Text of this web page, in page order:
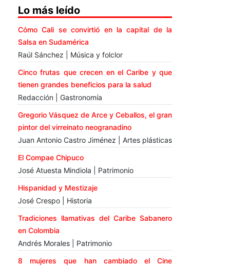
Lo más leído
Cómo Cali se convirtió en la capital de la
Salsa en Sudamérica
Raúl Sánchez | Música y folclor
Cinco frutas que crecen en el Caribe y que
tienen grandes beneficios para la salud
Redacción | Gastronomía
Gregorio Vásquez de Arce y Ceballos, el gran
pintor del virreinato neogranadino
Juan Antonio Castro Jiménez | Artes plásticas
El Compae Chipuco
José Atuesta Mindiola | Patrimonio
Hispanidad y Mestizaje
José Crespo | Historia
Tradiciones llamativas del Caribe Sabanero
en Colombia
Andrés Morales | Patrimonio
8 mujeres que han cambiado el Cine